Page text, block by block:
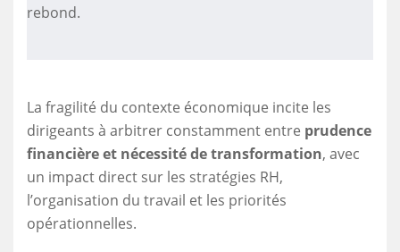
rebond.
La fragilité du contexte économique incite les
dirigeants à arbitrer constamment entre prudence
financière et nécessité de transformation, avec
un impact direct sur les stratégies RH,
l’organisation du travail et les priorités
opérationnelles.